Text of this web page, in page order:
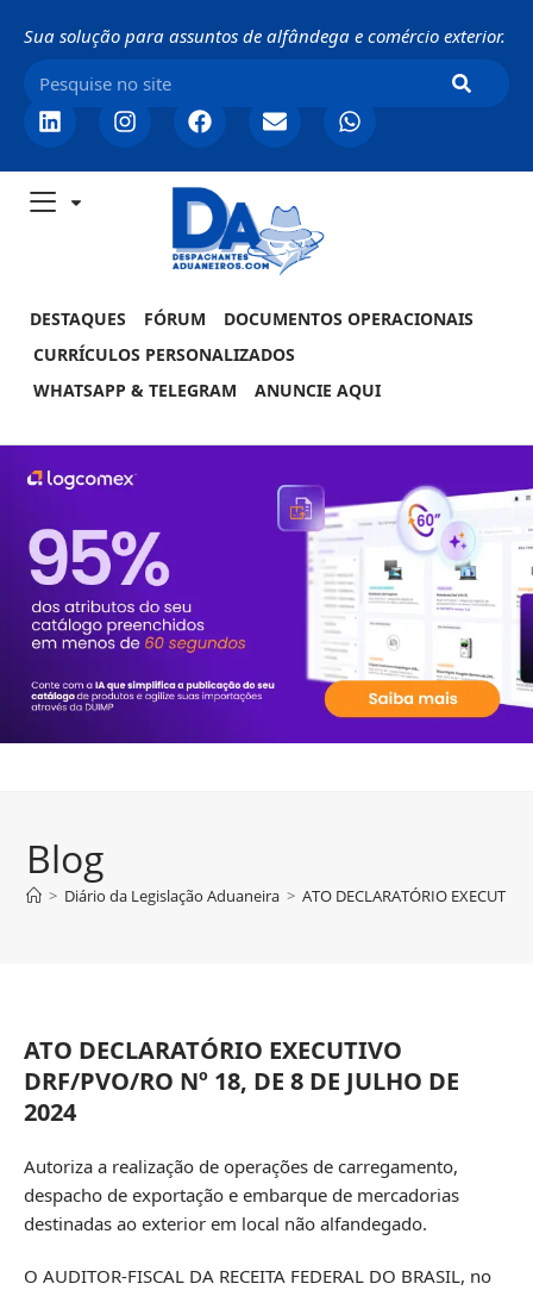
Sua solução para assuntos de alfândega e comércio exterior.
DESTAQUES FÓRUM
DOCUMENTOS OPERACIONAIS
CURRÍCULOS PERSONALIZADOS
WHATSAPP & TELEGRAM
ANUNCIE AQUI
Blog
> Diário da Legislação Aduaneira > ATO DECLARATÓRIO
ATO DECLARATÓRIO EXECUTIVO
DRF/PVO/RO Nº 18, DE 8 DE JULHO DE
2024
Autoriza a realização de operações de carregamento,
despacho de exportação e embarque de mercadorias
destinadas ao exterior em local não alfandegado.
O AUDITOR-FISCAL DA RECEITA FEDERAL DO BRASIL, no